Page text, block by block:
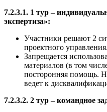
7.2.3.1. 1 тур –
экспертиза»:
Участники решают 2
проектного управления.
Запрещается
материалов (в том
посторонняя помощь.
ведет к
7.2.3.2. 2 тур – командное